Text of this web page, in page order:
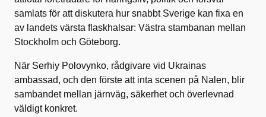
samlats för att diskutera hur snabbt Sverige kan fixa en
av landets värsta flaskhalsar: Västra stambanan mellan
Stockholm och Göteborg.
När Serhiy Polovynko, rådgivare vid Ukrainas
ambassad, och den förste att inta scenen på Nalen, blir
sambandet mellan järnväg, säkerhet och överlevnad
väldigt konkret.